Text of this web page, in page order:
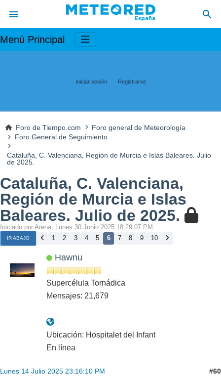
Menú Principal
Iniciar sesión Registrarse
Foro de Tiempo.com
Foro general de Meteorología
Foro General de Seguimiento
Cataluña, C. Valenciana, Región de Murcia e Islas Baleares. Julio
de 2025.
Cataluña, C. Valenciana,
Región de Murcia e Islas
Baleares. Julio de 2025.
Iniciado por Arena, Lunes 30 Junio 2025 18:29:07 PM
IR ABAJO 1 2 3 4 5 6 7 8 9 10
Hawnu
Supercélula Tornádica
Mensajes: 21,679
Ubicación: Hospitalet del Infant
En línea
Lunes 14 Julio 2025 23:16:10 PM #60